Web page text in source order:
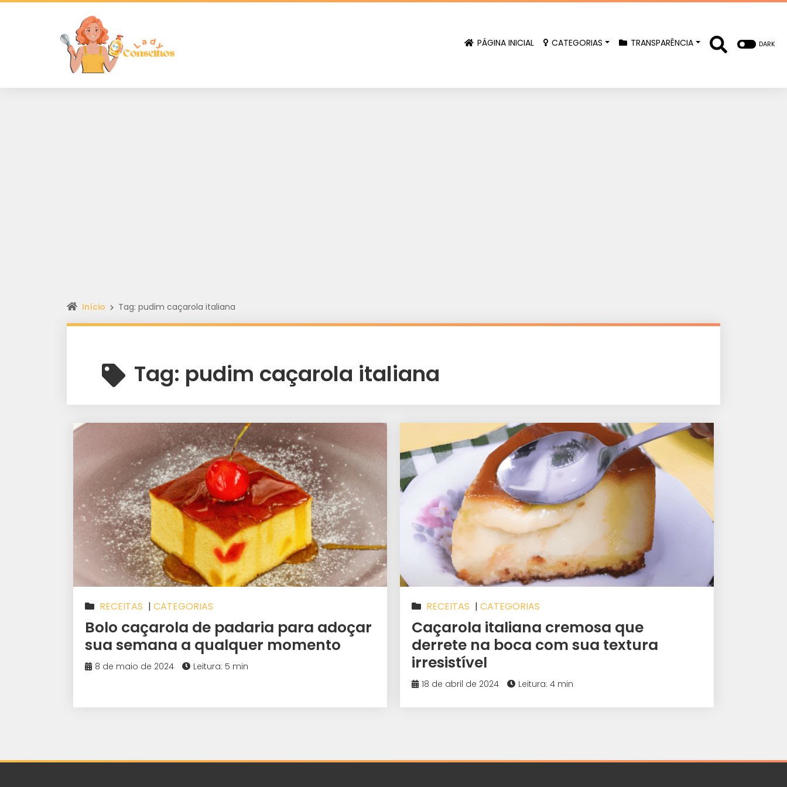
PÁGINA INICIAL CATEGORIAS TRANSPARÊNCIA DARK
Início Tag: pudim caçarola italiana
Tag: pudim caçarola italiana
RECEITAS |CATEGORIAS
Bolo caçarola de padaria para adoçar
sua semana a qualquer momento
8 de maio de 2024 Leitura: 5 min
RECEITAS |CATEGORIAS
Caçarola italiana cremosa que
derrete na boca com sua textura
irresistível
18 de abril de 2024 Leitura: 4 min